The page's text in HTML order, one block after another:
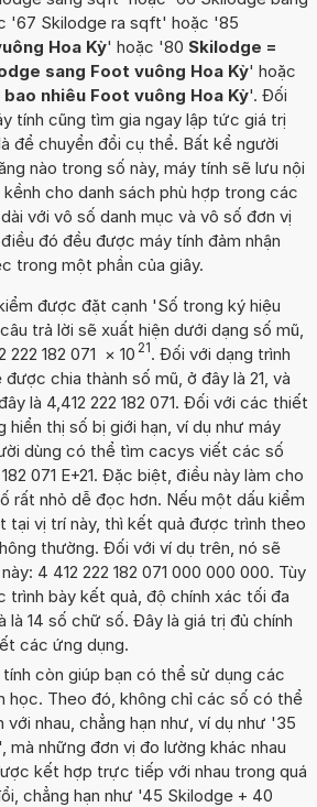
'67 Skilodge ra sqft' hoặc '85
Hoa Kỳ' hoặc '80 Skilodge =
sang Foot vuông Hoa Kỳ' hoặc
nhiêu Foot vuông Hoa Kỳ'. Đối
tính cũng tìm gia ngay lập tức giá trị
để chuyển đổi cụ thể. Bất kể người
nào trong số này, máy tính sẽ lưu nội
cho danh sách phù hợp trong các
với vô số danh mục và vô số đơn vị
đó đều được máy tính đảm nhận
trong một phần của giây.
được đặt cạnh 'Số trong ký hiệu
trả lời sẽ xuất hiện dưới dạng số mũ,
222 182 071 × 10 21. Đối với dạng trình
chia thành số mũ, ở đây là 21, và
là 4,412 222 182 071. Đối với các thiết
hiển thị số bị giới hạn, ví dụ như máy
dùng có thể tìm cacys viết các số
071 E+21. Đặc biệt, điều này làm cho
rất nhỏ dễ đọc hơn. Nếu một dấu kiểm
tại vị trí này, thì kết quả được trình theo
thường. Đối với ví dụ trên, nó sẽ
4 412 222 182 071 000 000 000. Tùy
trình bày kết quả, độ chính xác tối đa
là 14 số chữ số. Đây là giá trị đủ chính
các ứng dụng.
tính còn giúp bạn có thể sử dụng các
học. Theo đó, không chỉ các số có thể
nhau, chẳng hạn như, ví dụ như '35
mà những đơn vị đo lường khác nhau
kết hợp trực tiếp với nhau trong quá
chẳng hạn như '45 Skilodge + 40